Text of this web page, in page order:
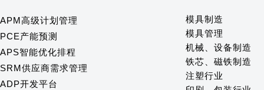
APM高级计划管理
PCE产能预测
APS智能优化排程
SRM供应商需求管理
ADP开发平台
模具制造
模具管理
机械、设备制造
铁芯、磁铁制造
注塑行业